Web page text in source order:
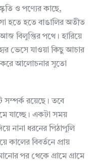
ও পণ্যের কাছে,
হতে হতে বাঙালির অতীত
বিলুপ্তির পথে। হারিয়ে
ভেসে যাওয়া কিছু আচার
করে আলোচনার সুতো
রয়েছে। তবে
যাচ্ছে। একটা সময়
নানা ধরনের পিঠাপুলি
কালের বিবর্তনে প্রায়
পর থেকে গ্রামে গ্রামে